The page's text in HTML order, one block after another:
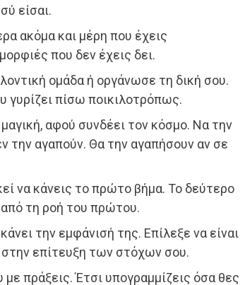
είσαι.
ακόμα και μέρη που έχεις
που δεν έχεις δει.
ομάδα ή οργάνωσε τη δική σου.
πίσω ποικιλοτρόπως.
αφού συνδέει τον κόσμο. Να την
την αγαπούν. Θα την αγαπήσουν αν σε
να κάνεις το πρώτο βήμα. Το δεύτερο
από τη ροή του πρώτου.
την εμφάνισή της. Επίλεξε να είναι
στην επίτευξη των στόχων σου.
πράξεις. Έτσι υπογραμμίζεις όσα θες